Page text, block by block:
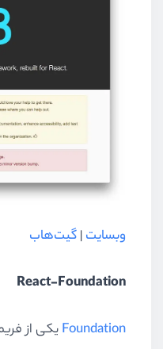
وبسایت|گیت‌هاب
React-Foundation
Foundationیکی از